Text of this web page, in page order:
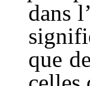
dans
que